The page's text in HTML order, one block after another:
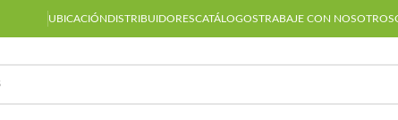
UBICACIÓNDISTRIBUIDORESCATÁLOGOSTRABAJE CON NOSOTROS